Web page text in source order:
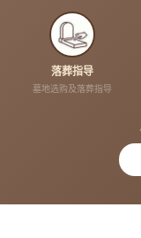
落葬指导
墓地选购及落葬指导